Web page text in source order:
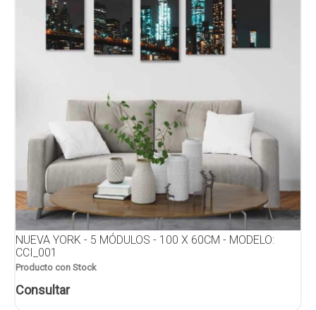
NUEVA YORK - 5 MÓDULOS - 100 X 60CM - MODELO:
CCI_001
Producto con Stock
Consultar